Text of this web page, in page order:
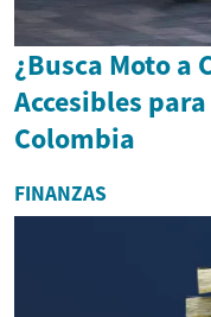
¿Busca Moto a
Accesibles
Colombia
FINANZAS